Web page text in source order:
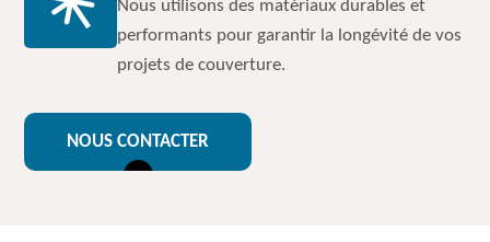
Nous utilisons des matériaux durables et
performants pour garantir la longévité de vos
projets de couverture.
NOUS CONTACTER